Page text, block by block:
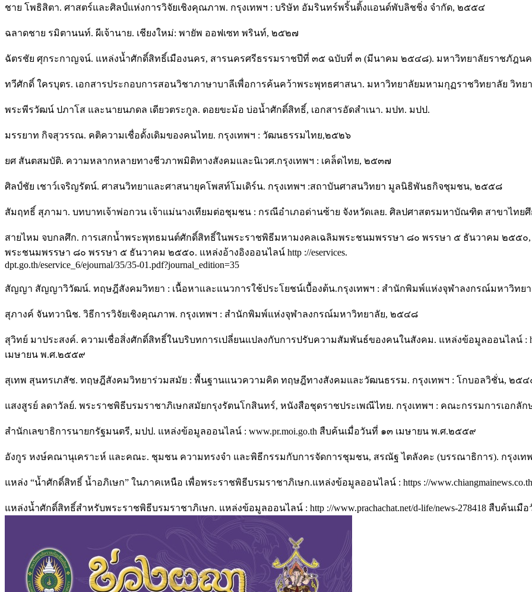
ชาย โพธิสิตา. ศาสตร์และศิลป์แห่งการวิจัยเชิงคุณภาพ. กรุงเทพฯ : บริษัท อัมรินทร์พริ้นติ้งแอนด์พับลิชชิ่ง จำกัด, ๒๕๕๔
ฉลาดชาย รมิตานนท์. ผีเจ้านาย. เชียงใหม่: พายัพ ออฟเซท พรินท์, ๒๕๒๗
ฉัตรชัย ศุกระกาญจน์. แหล่งนํ้าศักดิ์สิทธิ์เมืองนคร, สารนครศรีธรรมราชปีที่ ๓๕ ฉบับที่ ๓ (มีนาคม ๒๕๔๘). มหาวิทยาลัยราชภัฎน
ทวีศักดิ์ ใครบุตร. เอกสารประกอบการสอนวิชาภาษาบาลีเพื่อการค้นคว้าพระพุทธศาสนา. มหาวิทยาลัยมหามกุฏราชวิทยาลัย วิท
พระพีรวัฒน์ ปภาโส และนายนภดล เดียวตระกูล. ดอยขะม้อ บ่อนํ้าศักดิ์สิทธิ์, เอกสารอัดสำเนา. มปท. มปป.
มรรยาท กิจสุวรรณ. คติความเชื่อดั้งเดิมของคนไทย. กรุงเทพฯ : วัฒนธรรมไทย,๒๕๒๖
ยศ สันตสมบัติ. ความหลากหลายทางชีวภาพมิติทางสังคมและนิเวศ.กรุงเทพฯ : เคล็ดไทย, ๒๕๓๗
ศิลป์ชัย เชาว์เจริญรัตน์. ศาสนวิทยาและศาสนายุคโพสท์โมเดิร์น. กรุงเทพฯ :สถาบันศาสนวิทยา มูลนิธิพันธกิจชุมชน, ๒๕๕๘
สัมฤทธิ์ สุภามา. บทบาทเจ้าพ่อกวน เจ้าแม่นางเทียมต่อชุมชน : กรณีอำเภอด่านซ้าย จังหวัดเลย. ศิลปศาสตรมหาบัณฑิต สาขาไท
สายไหม จบกลศึก. การเสกนํ้าพระพุทธมนต์ศักดิ์สิทธิ์ในพระราชพิธีมหามงคลเฉลิมพระชนมพรรษา ๘๐ พรรษา ๕ ธันวาคม ๒๕๕
พระชนมพรรษา ๘๐ พรรษา ๕ ธันวาคม ๒๕๕๐. แหล่งอ้างอิงออนไลน์ http ://eservices.
dpt.go.th/eservice_6/ejournal/35/35-01.pdf?journal_edition=35
สัญญา สัญญาวิวัฒน์. ทฤษฎีสังคมวิทยา : เนื้อหาและแนวการใช้ประโยชน์เบื้องต้น.กรุงเทพฯ : สำนักพิมพ์แห่งจุฬาลงกรณ์มหาวิทย
สุภางค์ จันทวานิช. วิธีการวิจัยเชิงคุณภาพ. กรุงเทพฯ : สำนักพิมพ์แห่งจุฬาลงกรณ์มหาวิทยาลัย, ๒๕๔๘
สุวิทย์ มาประสงค์. ความเชื่อสิ่งศักดิ์สิทธิ์ในบริบทการเปลี่ยนแปลงกับการปรับความสัมพันธ์ของคนในสังคม. แหล่งข้อมูลออนไลน์ : http
เมษายน พ.ศ.๒๕๕๙
สุเทพ สุนทรเภสัช. ทฤษฎีสังคมวิทยาร่วมสมัย : พื้นฐานแนวความคิด ทฤษฎีทางสังคมและวัฒนธรรม. กรุงเทพฯ : โกบอลวิชั่น, ๒๕๔
แสงสูรย์ ลดาวัลย์. พระราชพิธีบรมราชาภิเษกสมัยกรุงรัตนโกสินทร์, หนังสือชุดราชประเพณีไทย. กรุงเทพฯ : คณะกรรมการเอกลั
สำนักเลขาธิการนายกรัฐมนตรี, มปป. แหล่งข้อมูลออนไลน์ : www.pr.moi.go.th สืบค้นเมื่อวันที่ ๑๓ เมษายน พ.ศ.๒๕๕๙
อังกูร หงษ์คณานุเคราะห์ และคณะ. ชุมชน ความทรงจำ และพิธีกรรมกับการจัดการชุมชน, สรณัฐ ไตลังคะ (บรรณาธิการ). กรุงเ
แหล่ง “นํ้าศักดิ์สิทธิ์ นํ้าอภิเษก” ในภาคเหนือ เพื่อพระราชพิธีบรมราชาภิเษก.แหล่งข้อมูลออนไลน์ : https ://
แหล่งนํ้าศักดิ์สิทธิ์สำหรับพระราชพิธีบรมราชาภิเษก. แหล่งข้อมูลออนไลน์ : http ://www.prachachat.net/d-life/news-278418 สืบค้น